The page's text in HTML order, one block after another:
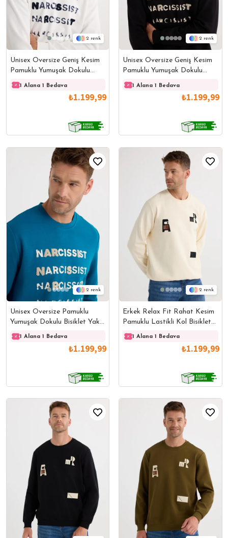
2
Unisex Oversize Geniş Kesim
Pamuklu Yumuşak Dokulu
Bisiklet Yaka İçi Polarlı Baskılı
Ekru Sweatshirt
1 Alana 1 Bedava 1 Alana 1 Bedava
₺1.199,99
2
Unisex Oversize Geniş Kesim
Pamuklu Yumuşak Dokulu
Bisklet Yaka İçi Polarlı Baskılı
Siyah Sweatshirt
1 Alana 1 Bedava
₺1.199,99
2
Unisex Oversize Pamuklu
Yumuşak Dokulu Bisiklet Yaka
İçi Polarlı Baskılı Turkuaz
Sweatshirt​​​​​​​
1 Alana 1 Bedava 1 Alana 1 Bedava
₺1.199,99
2
Erkek Relax Fit Rahat Kesim
Pamuklu Lastikli Kol Bisiklet
Yaka Baskılı Ekru Sweatshirt
1 Alana 1 Bedava
₺1.199,99